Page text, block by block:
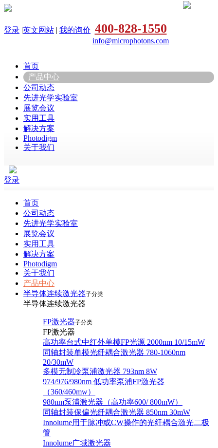
登录 |英文网站 | 我的询价 400-828-1550
info@microphotons.com
首页
产品中心
公司动态
先进光学实验室
展览会议
实用工具
解决方案
Photodigm
关于我们
登录
首页
公司动态
先进光学实验室
展览会议
实用工具
解决方案
Photodigm
关于我们
产品中心
半导体连续激光器子分类
半导体连续激光器
FP激光器子分类
FP激光器
高功率台式中红外单模FP光源 2000nm 10/15mW
同轴封装单模光纤耦合激光器 780-1060nm
20/30mW
多模无制冷泵浦激光器 793nm 8W
974/976/980nm 低功率泵浦FP激光器
（360/460mw）
980nm泵浦激光器（高功率600/ 800mW）
同轴封装保偏光纤耦合激光器 850nm 30mW
Innolume用于脉冲或CW操作的光纤耦合激光二极
管
Innolume广域激光器